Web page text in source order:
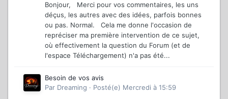
Bonjour, Merci pour vos commentaires, les uns
déçus, les autres avec des idées, parfois bonnes
ou pas. Normal. Cela me donne l'occasion de
repréciser ma première intervention de ce sujet,
où effectivement la question du Forum (et de
l'espace Téléchargement) n'a pas été...
Besoin de vos avis
Par Dreaming · Posté(e) Mercredi à 15:59